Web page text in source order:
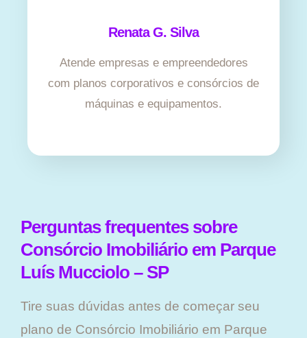
Renata G. Silva
Atende empresas e empreendedores
com planos corporativos e consórcios de
máquinas e equipamentos.
Perguntas frequentes sobre
Consórcio Imobiliário em Parque
Luís Mucciolo – SP
Tire suas dúvidas antes de começar seu
plano ​de Consórcio Imobiliário em Parque